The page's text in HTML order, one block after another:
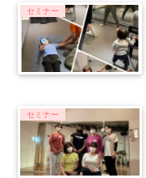
セミナー
セミナー